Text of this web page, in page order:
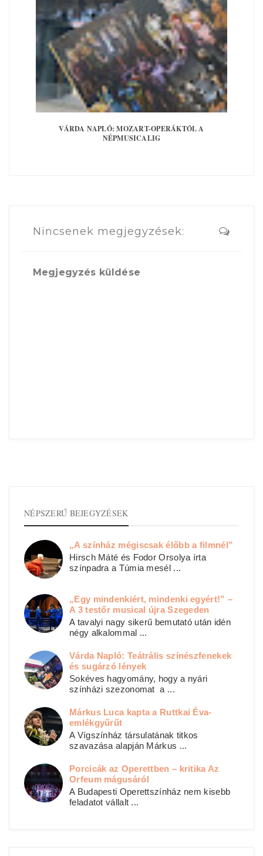
VÁRDA NAPLÓ: MOZART-OPERÁKTÓL A
NÉPMUSICALIG
Nincsenek megjegyzések:
Megjegyzés küldése
NÉPSZERŰ BEJEGYZÉSEK
„A színház mégiscsak élőbb a filmnél”
Hirsch Máté és Fodor Orsolya írta
színpadra a Túmia mesél ...
„Egy mindenkiért, mindenki egyért!” –
A 3 testőr musical újra Szegeden
A tavalyi nagy sikerű bemutató után idén
négy alkalommal ...
Várda Napló: Teátrális színészfenekek
és sugárzó lények
Sokéves hagyomány, hogy a nyári
színházi szezonomat a ...
Márkus Luca kapta a Ruttkai Éva-
emlékgyűrűt
A Vígszínház társulatának titkos
szavazása alapján Márkus ...
Porcicák az Operettben – kritika Az
Orfeum mágusáról
A Budapesti Operettszínház nem kisebb
feladatot vállalt ...